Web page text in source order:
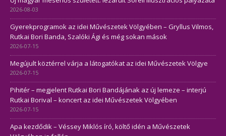
2026-08-03
Gyerekprogramok az idei Művészetek Völgyében – Gryllus Vilmos,
Rutkai Bori Banda, Szalóki Ági és még sokan mások
2026-07-15
Megújult köztérrel várja a látogatókat az idei Művészetek Völgye
2026-07-15
Pihitér – megjelent Rutkai Bori Bandájának az új lemeze – interjú
Rutkai Borival – koncert az idei Művészetek Völgyében
2026-07-15
Apa kezdődik – Véssey Miklós író, költő idén a Művészetek